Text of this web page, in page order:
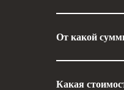
От какой
Какая